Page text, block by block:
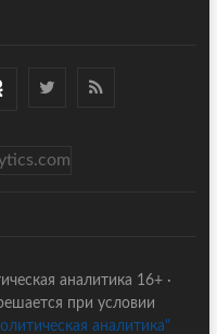
аналитика 16+ ·
при условии
аналитика"